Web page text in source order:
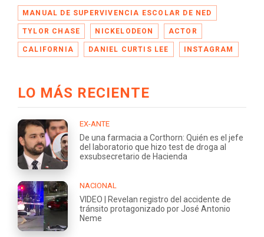
MANUAL DE SUPERVIVENCIA ESCOLAR DE NED
TYLOR CHASE NICKELODEON ACTOR
CALIFORNIA DANIEL CURTIS LEE INSTAGRAM
LO MÁS RECIENTE
EX-ANTE
De una farmacia a Corthorn: Quién es el jefe
del laboratorio que hizo test de droga al
exsubsecretario de Hacienda
NACIONAL
VIDEO | Revelan registro del accidente de
tránsito protagonizado por José Antonio
Neme